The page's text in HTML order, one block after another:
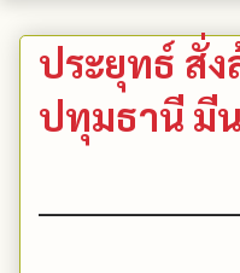
ประยุทธ์ สั่
ปทุมธานี มี